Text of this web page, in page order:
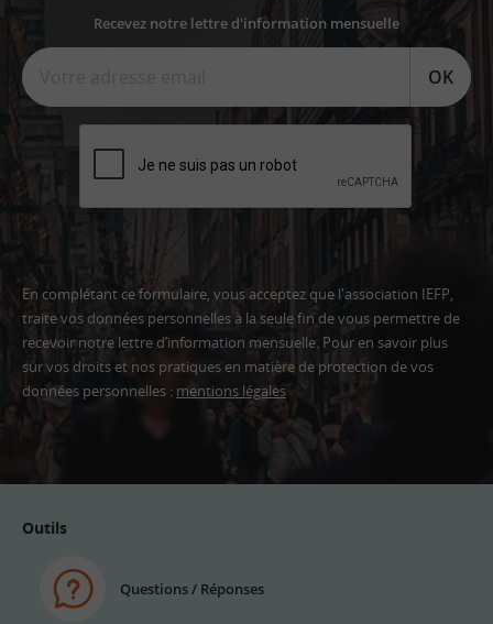
Recevez notre lettre d'information mensuelle
OK
En complétant ce formulaire, vous acceptez que l'association IEFP,
traite vos données personnelles à la seule fin de vous permettre de
recevoir notre lettre d’information mensuelle. Pour en savoir plus
sur vos droits et nos pratiques en matière de protection de vos
données personnelles : mentions légales
Outils
Questions / Réponses